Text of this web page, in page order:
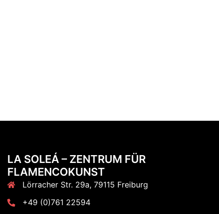
LA SOLEÁ – ZENTRUM FÜR
FLAMENCOKUNST
Lörracher Str. 29a, 79115 Freiburg
+49 (0)761 22594